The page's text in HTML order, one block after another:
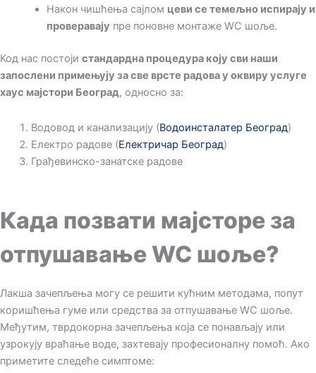
Након чишћења сајлом цеви се темељно испирају и
проверавају пре поновне монтаже WC шоље.
Код нас постоји стандардна процедура коју сви наши
запослени примењују за све врсте радова у оквиру услуге
хаус мајстори Београд, односно за:
Водовод и канализацију (Водоинсталатер Београд)
Електро радове (Електричар Београд)
Грађевинско-занатске радове
Када позвати мајсторе за
отпушавање WC шоље?
Лакша зачепљења могу се решити кућним методама, попут
коришћења гуме или средства за отпушавање WC шоље.
Међутим, тврдокорна зачепљења која се понављају или
узрокују враћање воде, захтевају професионалну помоћ. Ако
приметите следеће симптоме: